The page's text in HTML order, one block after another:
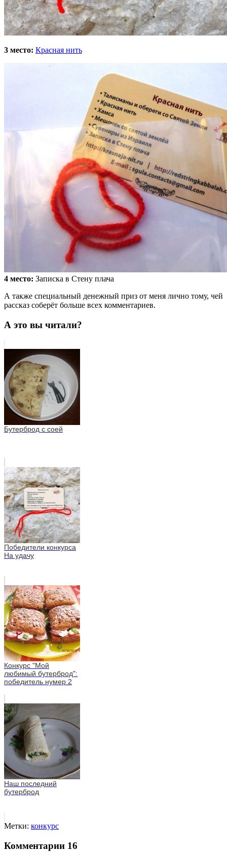
3 место: Красная нить
4 место: Записка в Стену плача
А также специальный денежный приз от меня лично тому, чей
рассказ соберёт больше всех комментариев.
А это вы читали?
Бутерброд с соей
Победители конкурса
На удачу
Конкурс "Мой
любимый бутерброд":
победитель нумер 2
Наш последний
бутерброд
Метки: конкурс
Комментарии 16